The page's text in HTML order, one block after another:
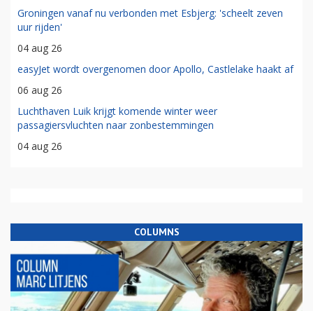
Groningen vanaf nu verbonden met Esbjerg: 'scheelt zeven
uur rijden'
04 aug 26
easyJet wordt overgenomen door Apollo, Castlelake haakt af
06 aug 26
Luchthaven Luik krijgt komende winter weer
passagiersvluchten naar zonbestemmingen
04 aug 26
COLUMNS